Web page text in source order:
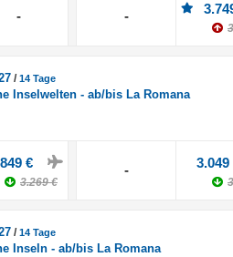
- -
/14 Tage
Inselwelten - ab/bis La Romana
€
3.269 €
- 3.049
/14 Tage
Inseln - ab/bis La Romana